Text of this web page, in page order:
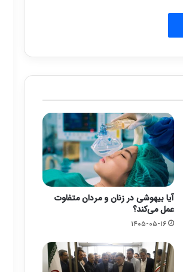
آیا بیهوشی در زنان و مردان متفاوت
عمل می‌کند؟
۱۴۰۵-۰۵-۱۶